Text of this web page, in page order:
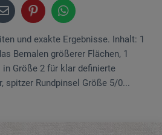
und exakte Ergebnisse. Inhalt: 1
Bemalen größerer Flächen, 1
Größe 2 für klar definierte
spitzer Rundpinsel Größe 5/0...